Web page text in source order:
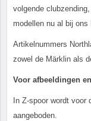
volgende
modellen nu al bij ons
Artikelnummers
zowel de Märklin als
Voor afbeeldingen
In Z-spoor wordt
aangeboden.